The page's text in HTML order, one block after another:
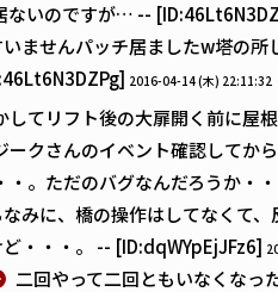
ないのですが… --
いませんパッチ居ましたw塔の
2016-04-14 (木) 22:11:32
してリフト後の大扉開く前に屋
ークさんのイベント確認してか
・。ただのバグなんだろうか・
なみに、橋の操作はしてなくて
ど・・・。 -- [ID:dqWYpEjJFz6]
二回やって二回ともいなくなっ